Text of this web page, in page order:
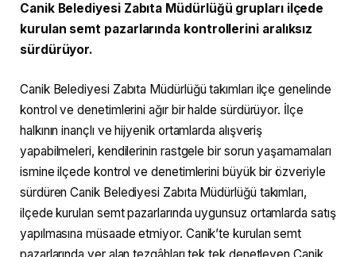
Canik Belediyesi Zabıta Müdürlüğü grupları ilçede
kurulan semt pazarlarında kontrollerini aralıksız
sürdürüyor.
Canik Belediyesi Zabıta Müdürlüğü takımları ilçe genelinde
kontrol ve denetimlerini ağır bir halde sürdürüyor. İlçe
halkının inançlı ve hijyenik ortamlarda alışveriş
yapabilmeleri, kendilerinin rastgele bir sorun yaşamamaları
ismine ilçede kontrol ve denetimlerini büyük bir özveriyle
sürdüren Canik Belediyesi Zabıta Müdürlüğü takımları,
ilçede kurulan semt pazarlarında uygunsuz ortamlarda satış
yapılmasına müsaade etmiyor. Canik’te kurulan semt